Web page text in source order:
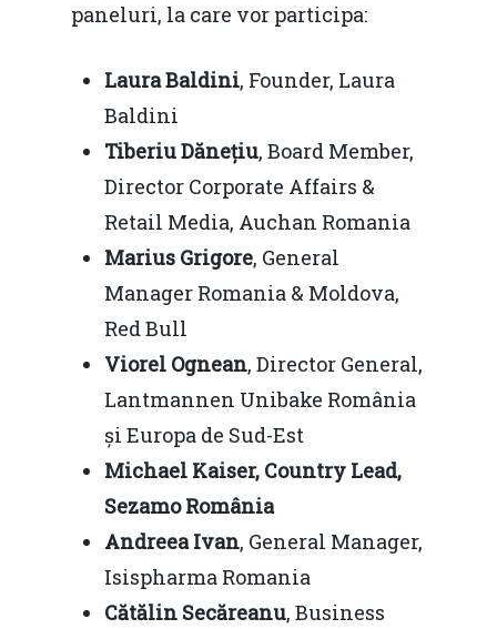
paneluri, la care vor participa:
Laura Baldini, Founder, Laura
Baldini
Tiberiu Dănețiu, Board Member,
Director Corporate Affairs &
Retail Media, Auchan Romania
Marius Grigore, General
Manager Romania & Moldova,
Red Bull
Viorel Ognean, Director General,
Lantmannen Unibake România
și Europa de Sud-Est
Michael Kaiser, Country Lead,
Sezamo România
Andreea Ivan, General Manager,
Isispharma Romania
Cătălin Secăreanu, Business